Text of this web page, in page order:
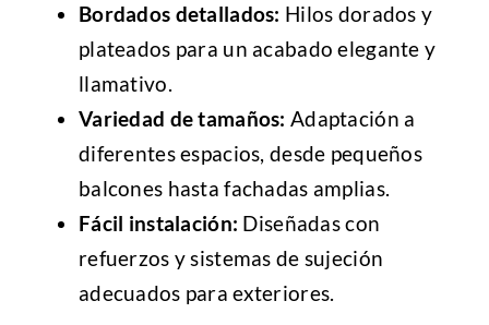
Bordados detallados: Hilos dorados y
plateados para un acabado elegante y
llamativo.
Variedad de tamaños: Adaptación a
diferentes espacios, desde pequeños
balcones hasta fachadas amplias.
Fácil instalación: Diseñadas con
refuerzos y sistemas de sujeción
adecuados para exteriores.